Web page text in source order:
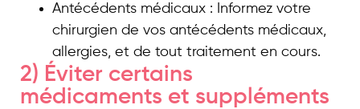
Antécédents médicaux : Informez votre
chirurgien de vos antécédents médicaux,
allergies, et de tout traitement en cours.
2) Éviter certains
médicaments et suppléments